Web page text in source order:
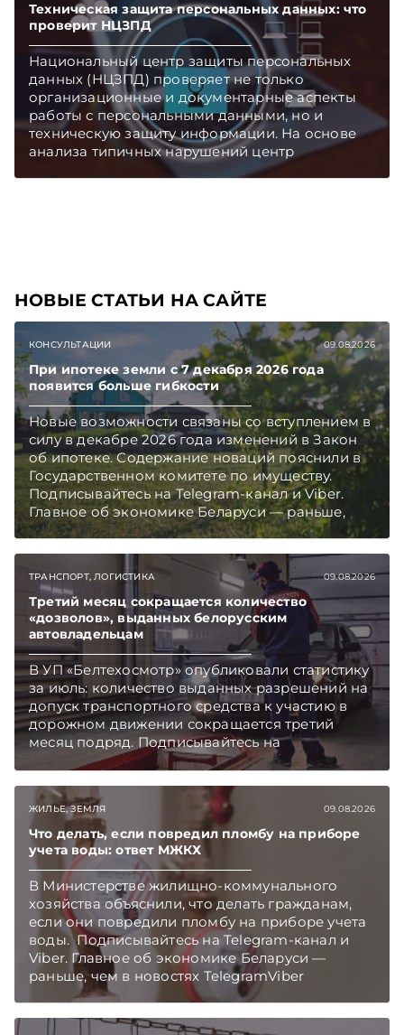
Техническая защита персональных данных: что
проверит НЦЗПД
Национальный центр защиты персональных
данных (НЦЗПД) проверяет не только
организационные и документарные аспекты
работы с персональными данными, но и
техническую защиту информации. На основе
анализа типичных нарушений центр
подготовил чек-лист вопросов, которые
НОВЫЕ СТАТЬИ НА САЙТЕ
КОНСУЛЬТАЦИИ 09.08.2026
При ипотеке земли с 7 декабря 2026 года
появится больше гибкости
Новые возможности связаны со вступлением в
силу в декабре 2026 года изменений в Закон
об ипотеке. Содержание новаций пояснили в
Государственном комитете по имуществу.
Подписывайтесь на Telegram‑канал и Viber.
Главное об экономике Беларуси — раньше,
чем в новостях TelegramViber
ТРАНСПОРТ, ЛОГИСТИКА 09.08.2026
Третий месяц сокращается количество
«дозволов», выданных белорусским
автовладельцам
В УП «Белтехосмотр» опубликовали статистику
за июль: количество выданных разрешений на
допуск транспортного средства к участию в
дорожном движении сокращается третий
месяц подряд. Подписывайтесь на
Telegram‑канал и Viber. Главное об экономике
TelegramViber
ЖИЛЬЕ, ЗЕМЛЯ 09.08.2026
Что делать, если повредил пломбу на приборе
учета воды: ответ МЖКХ
В Министерстве жилищно-коммунального
хозяйства объяснили, что делать гражданам,
если они повредили пломбу на приборе учета
воды. Подписывайтесь на Telegram‑канал и
Viber. Главное об экономике Беларуси —
раньше, чем в новостях TelegramViber